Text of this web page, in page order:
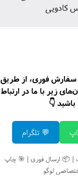
کادویی
سفارش فوری، از طریق
زیر با ما در ارتباط
باشید 👇
💬 تلگرام
| 📦 ارسال فوری | 🎯 چاپ
لوگو